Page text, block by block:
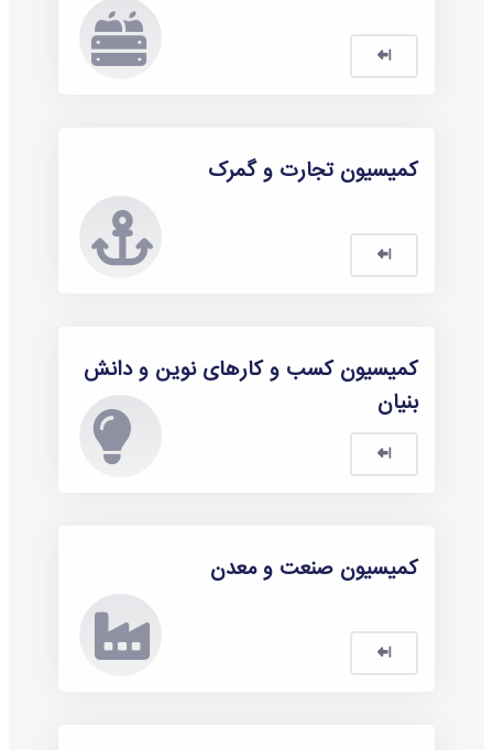
کمیسیون تجارت و گمرک
کمیسیون کسب و کارهای نوین و دانش
بنیان
کمیسیون صنعت و معدن